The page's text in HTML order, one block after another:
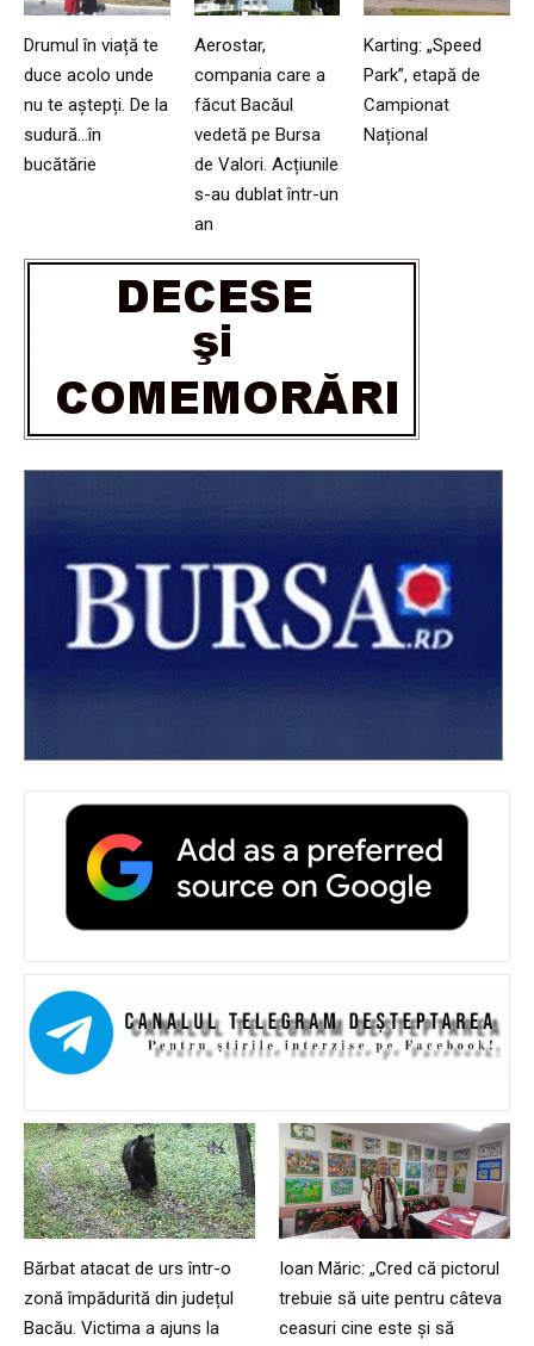
Drumul în viață te
duce acolo unde
nu te aștepți. De la
sudură…în
bucătărie
Aerostar,
compania care a
făcut Bacăul
vedetă pe Bursa
de Valori. Acțiunile
s-au dublat într-un
an
Karting: „Speed
Park”, etapă de
Campionat
Național
Bărbat atacat de urs într-o
zonă împădurită din județul
Bacău. Victima a ajuns la
Ioan Măric: „Cred că pictorul
trebuie să uite pentru câteva
ceasuri cine este și să